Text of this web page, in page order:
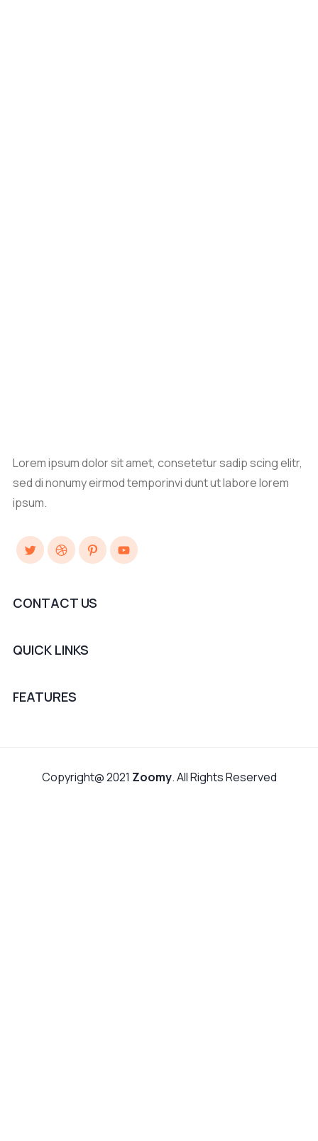
Lorem ipsum dolor sit amet, consetetur sadip scing elitr,
sed di nonumy eirmod temporinvi dunt ut labore lorem
ipsum.
TwitterDribbblePinterestYouTube
CONTACT US
QUICK LINKS
FEATURES
Copyright@ 2021 Zoomy. All Rights Reserved